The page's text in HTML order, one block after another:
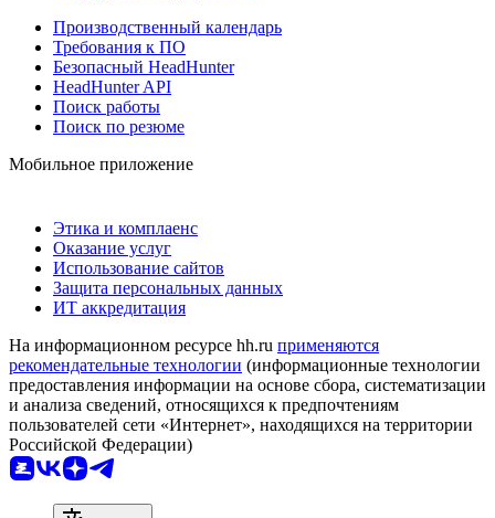
Производственный календарь
Требования к ПО
Безопасный HeadHunter
HeadHunter API
Поиск работы
Поиск по резюме
Мобильное приложение
Этика и комплаенс
Оказание услуг
Использование сайтов
Защита персональных данных
ИТ аккредитация
На информационном ресурсе hh.ru применяются
рекомендательные технологии (информационные технологии
предоставления информации на основе сбора, систематизации
и анализа сведений, относящихся к предпочтениям
пользователей сети «Интернет», находящихся на территории
Российской Федерации)